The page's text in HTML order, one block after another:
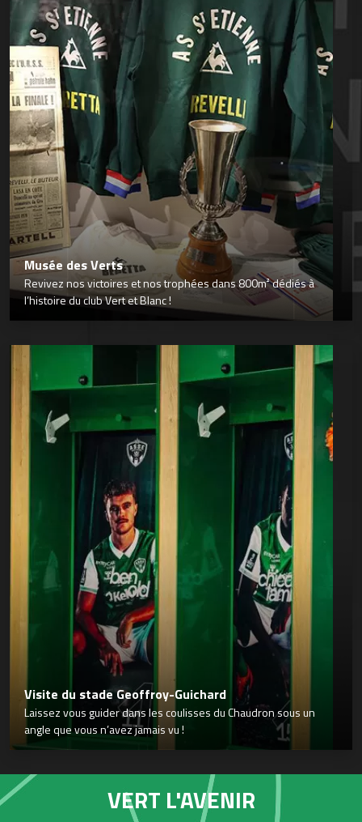
Musée des Verts
Revivez nos victoires et nos trophées dans 800m² dédiés à
l’histoire du club Vert et Blanc !
Visite du stade Geoffroy-Guichard
Laissez vous guider dans les coulisses du Chaudron sous un
angle que vous n’avez jamais vu !
VERT L'AVENIR